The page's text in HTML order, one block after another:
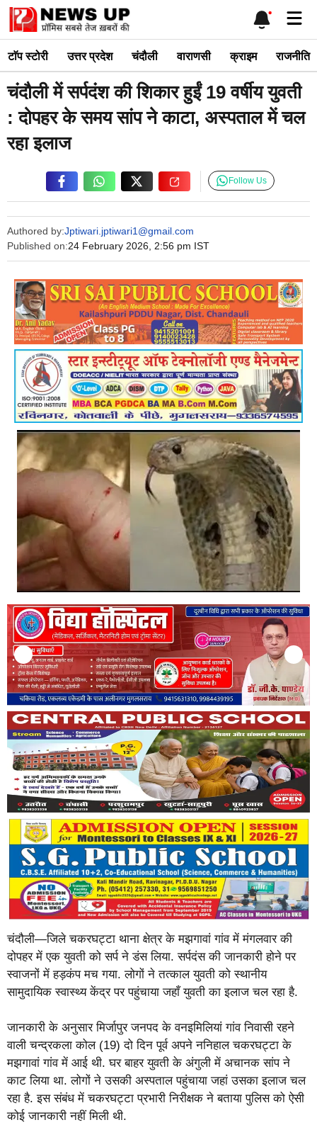
Skip
content
टाॅप स्टोरी उत्तर प्रदेश चंदौली वाराणसी क्राइम राजनीति
चंदौली में सर्पदंश की शिकार हुईं 19 वर्षीय युवती
: दोपहर के समय सांप ने काटा, अस्पताल में चल
रहा इलाज
Authored by:Jptiwari.jptiwari1@gmail.com
Published on:24 February 2026, 2:56 pm IST
Follow Us
चंदौली—जिले चकरघट्टा थाना क्षेत्र के मझगावां गांव में मंगलवार की
दोपहर में एक युवती को सर्प ने डंस लिया. सर्पदंस की जानकारी होने पर
स्वाजनों में हड़कंप मच गया. लोगों ने तत्काल युवती को स्थानीय
सामुदायिक स्वास्थ्य केंद्र पर पहुंचाया जहाँ युवती का इलाज चल रहा है.
जानकारी के अनुसार मिर्जापुर जनपद के वनइमिलियां गांव निवासी रहने
वाली चन्द्रकला कोल (19) दो दिन पूर्व अपने ननिहाल चकरघट्टा के
मझगावां गांव में आई थी. घर बाहर युवती के अंगुली में अचानक सांप ने
काट लिया था. लोगों ने उसकी अस्पताल पहुंचाया जहां उसका इलाज चल
रहा है. इस संबंध में चकरघट्टा प्रभारी निरीक्षक ने बताया पुलिस को ऐसी
कोई जानकारी नहीं मिली थी.